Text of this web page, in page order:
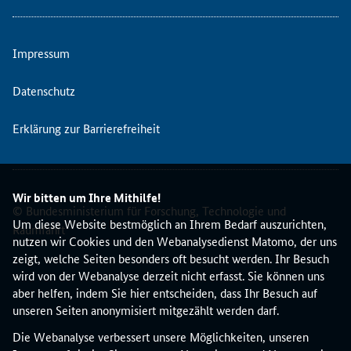
Wir bitten um Ihre Mithilfe!
Um diese Website bestmöglich an Ihrem Bedarf auszurichten,
nutzen wir Cookies und den Webanalysedienst Matomo, der uns
zeigt, welche Seiten besonders oft besucht werden. Ihr Besuch
wird von der Webanalyse derzeit nicht erfasst. Sie können uns
aber helfen, indem Sie hier entscheiden, dass Ihr Besuch auf
unseren Seiten anonymisiert mitgezählt werden darf.
Die Webanalyse verbessert unsere Möglichkeiten, unseren
w
r
e
N
t
o
n
a
l
e
n
K
n
Impressum
Datenschutz
Erklärung zur Barrierefreiheit
© Bundesministerium für Forschung, Technologie und
Raumfahrt